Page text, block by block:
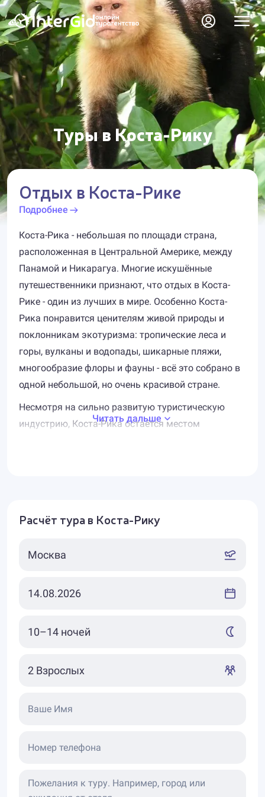
Туры в Коста-Рику
Отдых в Коста-Рике
Подробнее
Коста-Рика - небольшая по площади страна,
расположенная в Центральной Америке, между
Панамой и Никарагуа. Многие искушённые
путешественники признают, что отдых в Коста-
Рике - один из лучших в мире. Особенно Коста-
Рика понравится ценителям живой природы и
поклонникам экотуризма: тропические леса и
горы, вулканы и водопады, шикарные пляжи,
многообразие флоры и фауны - всё это собрано в
одной небольшой, но очень красивой стране.
Несмотря на сильно развитую туристическую
индустрию, Коста-Рика остаётся местом
достопримечательности страны. Среди самых
Антонио, прекрасно подходящий для плавания и
ящерица, игуаны, красные крабы и многие другие
Пляжный спокойный отдых и купание в
Красивейшие пляжи с кокосовыми пальмами,
создают ощущение идиллии, гармонии с
Активный отдых. Великолепные условия для
Читать дальше
Расчёт тура в Коста-Рику
Ваше Имя
Номер телефона